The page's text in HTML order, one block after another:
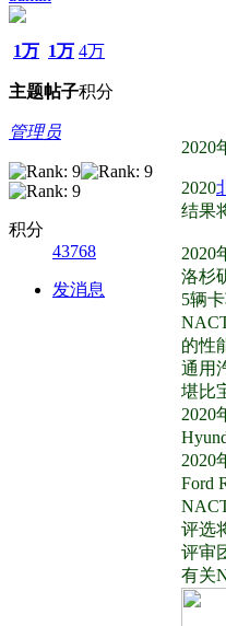
1万
主题
1万
帖子
4万
积分
管理员
积分
43768
发消息
2020
2020
结果
2020
洛杉
5辆卡
的性
通用
堪比
2020
2020
Ford
评选
评审
有关